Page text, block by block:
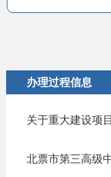
办理过程信息
关于重大建设项
北票市第三高级